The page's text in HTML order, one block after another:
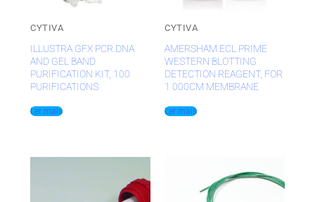
CYTIVA
ILLUSTRA GFX PCR DNA
AND GEL BAND
PURIFICATION KIT, 100
PURIFICATIONS
Ler mais
CYTIVA
AMERSHAM ECL PRIME
WESTERN BLOTTING
DETECTION REAGENT, FOR
1 000CM MEMBRANE
Ler mais